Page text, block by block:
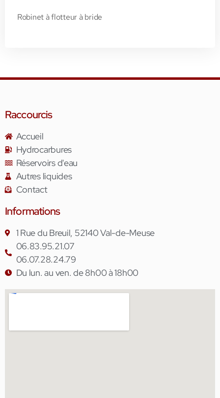
Robinet à flotteur à bride
Raccourcis
Accueil
Hydrocarbures
Réservoirs d'eau
Autres liquides
Contact
Informations
1 Rue du Breuil, 52140 Val-de-Meuse
06.83.95.21.07
06.07.28.24.79
Du lun. au ven. de 8h00 à 18h00